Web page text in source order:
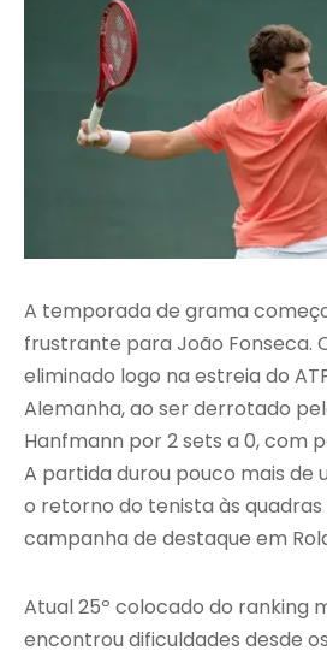
A temporada de grama
frustrante para João Fonseca.
eliminado logo na estreia do
Alemanha, ao ser derrotado
Hanfmann por 2 sets a 0, com
A partida durou pouco mais de
o retorno do tenista às quadras
campanha de destaque em
Atual 25º colocado do ranking
encontrou dificuldades desde